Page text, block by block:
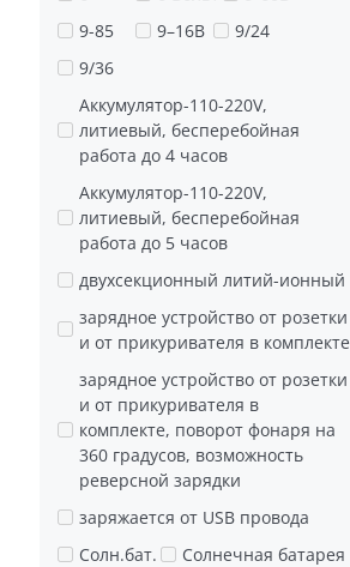
9-85
9–16В
9/24
9/36
Аккумулятор-110-220V,
литиевый, бесперебойная
работа до 4 часов
Аккумулятор-110-220V,
литиевый, бесперебойная
работа до 5 часов
двухсекционный литий-ионный
зарядное устройство от розетки
и от прикуривателя в комплекте
зарядное устройство от розетки
и от прикуривателя в
комплекте, поворот фонаря на
360 градусов, возможность
реверсной зарядки
заряжается от USB провода
Солн.бат.
Солнечная батарея